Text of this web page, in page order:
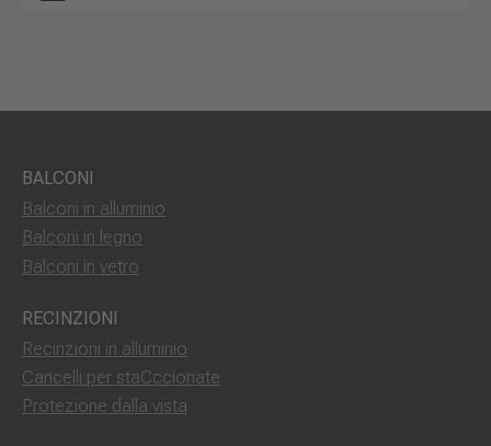
BALCONI
Balconi in alluminio
Balconi in legno
Balconi in vetro
RECINZIONI
Recinzioni in alluminio
Cancelli per staCccionate
Protezione dalla vista